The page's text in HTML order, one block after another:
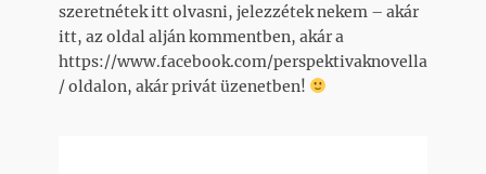
szeretnétek itt olvasni, jelezzétek nekem – akár
itt, az oldal alján kommentben, akár a
https://www.facebook.com/perspektivaknovella
/ oldalon, akár privát üzenetben!